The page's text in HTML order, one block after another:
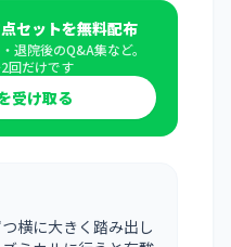
セットを無料配布
退院後のQ&A集など。
回だけです
受け取る
横に大きく踏み出し